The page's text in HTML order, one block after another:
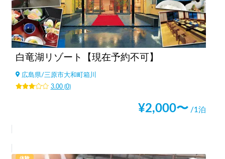
白竜湖リゾート【現在予約不可】
広島県/三原市大和町箱川
3.00(0)
¥2,000〜 /1泊